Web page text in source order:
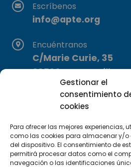
Gestionar el
consentimiento
cookies
Para ofrecer las mejores experiencias,
como las cookies para almacenar y/
del dispositivo. El consentimiento de
permitirá procesar datos como el
navegación o las identificaciones
Escríbenos
info@apte.org
Encuéntranos
C/Marie Curie, 35
29590 Campanillas,
Suscríbete a